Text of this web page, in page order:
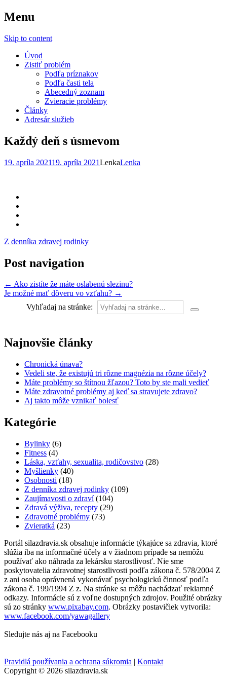
Menu
Skip to content
Úvod
Zistiť problém
Podľa príznakov
Podľa časti tela
Abecedný zoznam
Zvieracie problémy
Články
Adresár služieb
Každý deň s úsmevom
19. apríla 202119. apríla 2021LenkaLenka
Z denníka zdravej rodinky
Post navigation
← Ako zistíte že máte oslabenú slezinu?
Je možné mať dôveru vo vzťahu? →
Vyhľadaj na stránke:
Najnovšie články
Chronická únava?
Vedeli ste, že existujú tri rôzne magnézia na rôzne účely?
Máte problémy so štítnou žľazou? Toto by ste mali vedieť
Máte zdravotné problémy aj keď sa stravujete zdravo?
Aj takto môže vznikať bolesť
Kategórie
Bylinky (6)
Fitness (4)
Láska, vzťahy, sexualita, rodičovstvo (28)
Myšlienky (40)
Osobnosti (18)
Z denníka zdravej rodinky (109)
Zaujímavosti o zdraví(104)
Zdravá výživa, recepty (29)
Zdravotné problémy (73)
Zvieratká (23)
Portál silazdravia.sk obsahuje informácie týkajúce sa zdravia, ktoré
slúžia iba na informačné účely a v žiadnom prípade sa nemôžu
používať ako náhrada za lekársku starostlivosť. Nie sme
poskytovatelia zdravotnej starostlivosti podľa zákona č. 578/2004 Z
z ani osoba oprávnená vykonávať psychologickú činnosť podľa
zákona č. 199/1994 Z z. Na stránke sa môžu nachádzať reklamné
odkazy. Informácie sú z voľne dostupných zdrojov. Použité obrázky
sú zo stránky www.pixabay.com. Obrázky postavičiek vytvorila:
www.facebook.com/yawagallery
Sledujte nás aj na Facebooku
Pravidlá používania a ochrana súkromia | Kontakt
Copyright © 2026 silazdravia.sk